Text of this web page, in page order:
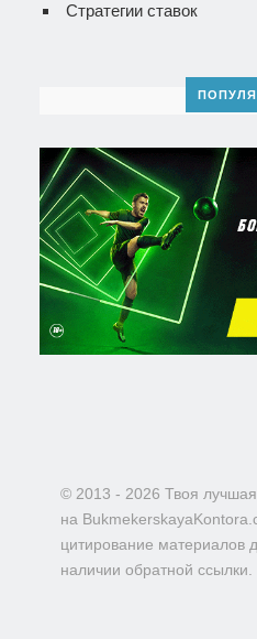
Стратегии ставок
© 2013 - 2026 Твоя лучшая
на
цитирование материалов
наличии обратной ссылки.